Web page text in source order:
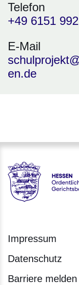
Telefon
+49 6151
E-Mail
en.de
Hessen -
Impressum
Datenschutz
Barriere melden